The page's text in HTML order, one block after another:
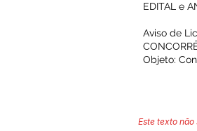
EDITAL e
Aviso de
Objeto:
Este texto